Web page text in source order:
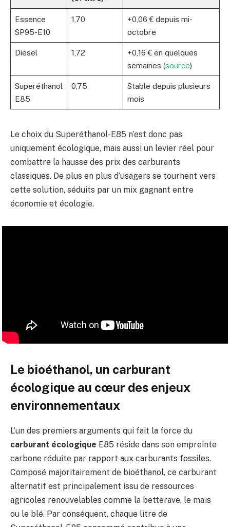
Essence
SP95-E10
1,70
+0,06 € depuis mi-
octobre
Diesel 1,72
+0,16 € en quelques
semaines (source)
Superéthanol
E85
0,75
Stable depuis plusieurs
mois
Le choix du Superéthanol-E85 n’est donc pas
uniquement écologique, mais aussi un levier réel pour
combattre la hausse des prix des carburants
classiques. De plus en plus d’usagers se tournent vers
cette solution, séduits par un mix gagnant entre
économie et écologie.
Le bioéthanol, un carburant
écologique au cœur des enjeux
environnementaux
L’un des premiers arguments qui fait la force du
carburant écologique E85 réside dans son empreinte
carbone réduite par rapport aux carburants fossiles.
Composé majoritairement de bioéthanol, ce carburant
alternatif est principalement issu de ressources
agricoles renouvelables comme la betterave, le maïs
ou le blé. Par conséquent, chaque litre de